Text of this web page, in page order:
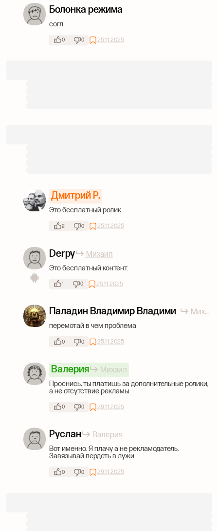
Болонка режима
согл
0 0 25.11.2025
Дмитрий Р.
Это бесплатный ролик.
2 0 25.11.2025
Derpy
Михаил
Это бесплатный контент.
1 0 25.11.2025
Паладин Владимир Владимирович
Михаил
перемотай в чем проблема
0 0 25.11.2025
Валерия
Михаил
Проснись, ты платишь за дополнительные ролики,
а не отсутствие рекламы
0 0 29.11.2025
Руслан
Валерия
Вот именно. Я плачу а не рекламодатель.
Завязывай пердеть в лужи
0 0 29.11.2025